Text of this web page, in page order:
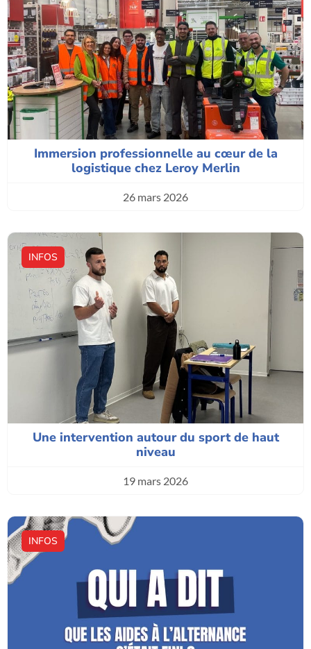
Immersion professionnelle au cœur de la
logistique chez Leroy Merlin
26 mars 2026
INFOS
Une intervention autour du sport de haut
niveau
19 mars 2026
INFOS